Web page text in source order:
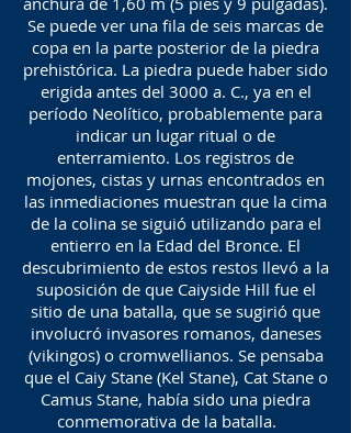
Se puede ver una fila de seis marcas de
copa en la parte posterior de la piedra
prehistórica. La piedra puede haber sido
erigida antes del 3000 a. C., ya en el
período Neolítico, probablemente para
indicar un lugar ritual o de
enterramiento. Los registros de
mojones, cistas y urnas encontrados en
las inmediaciones muestran que la cima
de la colina se siguió utilizando para el
entierro en la Edad del Bronce. El
descubrimiento de estos restos llevó a la
suposición de que Caiyside Hill fue el
sitio de una batalla, que se sugirió que
involucró invasores romanos, daneses
(vikingos) o cromwellianos. Se pensaba
que el Caiy Stane (Kel Stane), Cat Stane o
Camus Stane, había sido una piedra
conmemorativa de la batalla.